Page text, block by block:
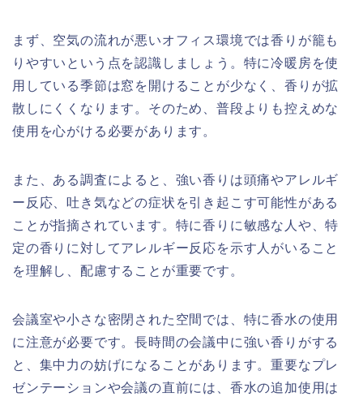
まず、空気の流れが悪いオフィス環境では香りが籠も
りやすいという点を認識しましょう。特に冷暖房を使
用している季節は窓を開けることが少なく、香りが拡
散しにくくなります。そのため、普段よりも控えめな
使用を心がける必要があります。
また、ある調査によると、強い香りは頭痛やアレルギ
ー反応、吐き気などの症状を引き起こす可能性がある
ことが指摘されています。特に香りに敏感な人や、特
定の香りに対してアレルギー反応を示す人がいること
を理解し、配慮することが重要です。
会議室や小さな密閉された空間では、特に香水の使用
に注意が必要です。長時間の会議中に強い香りがする
と、集中力の妨げになることがあります。重要なプレ
ゼンテーションや会議の直前には、香水の追加使用は